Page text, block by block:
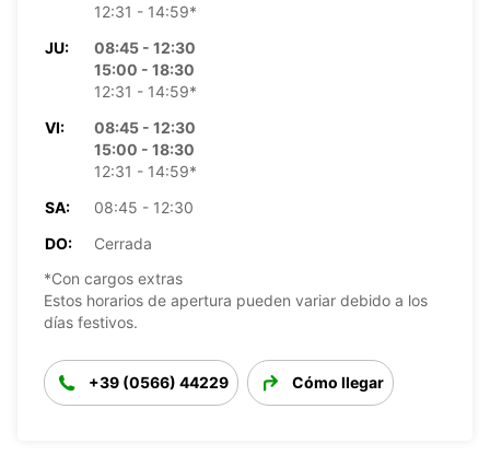
12:31 - 14:59*
JU:
08:45 - 12:30
15:00 - 18:30
12:31 - 14:59*
VI:
08:45 - 12:30
15:00 - 18:30
12:31 - 14:59*
SA:
08:45 - 12:30
DO:
Cerrada
*Con cargos extras
Estos horarios de apertura pueden variar debido a los
días festivos.
+39 (0566) 44229 Cómo llegar